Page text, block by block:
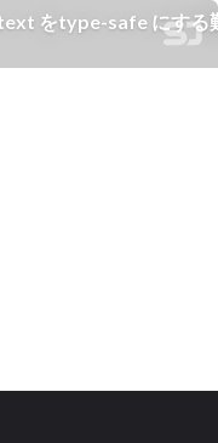
をtype-safe にする